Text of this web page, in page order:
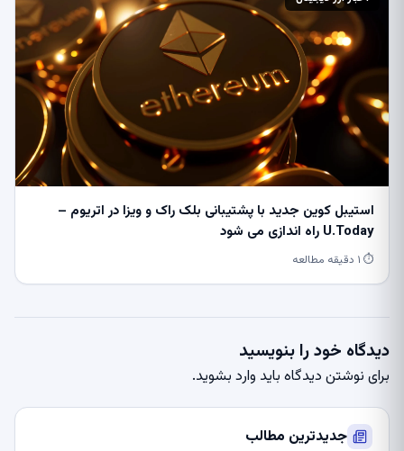
استیبل کوین جدید با پشتیبانی بلک راک و ویزا در اتریوم –
U.Today راه اندازی می شود
⏱ ۱ دقیقه مطالعه
دیدگاه خود را بنویسید
برای نوشتن دیدگاه باید وارد بشوید.
جدیدترین مطالب